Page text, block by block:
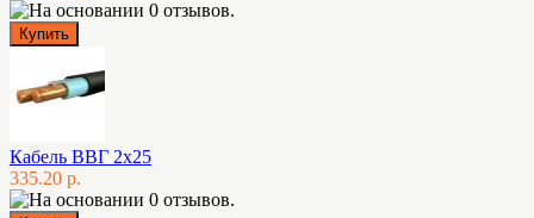
Кабель ВВГ 2х25
335.20 р.